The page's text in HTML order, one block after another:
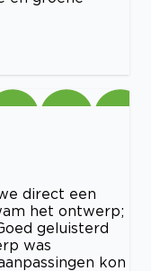
direct een
het ontwerp;
geluisterd
was
kon